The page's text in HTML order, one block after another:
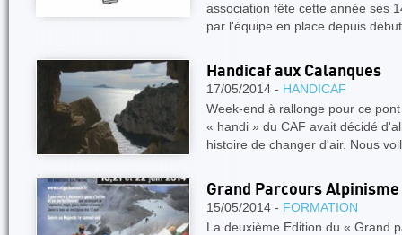
association fête cette année ses
par l'équipe en place depuis
Handicaf aux Calanques
17/05/2014 - HANDICAF
Week-end à rallonge pour ce
« handi » du CAF avait décidé
histoire de changer d'air. Nous
Grand Parcours Alpinisme
15/05/2014 - FORMATION
La deuxième Edition du « Grand